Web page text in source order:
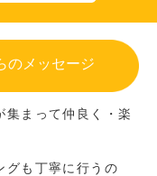
のメッセージ
集まって仲良く・楽
グも丁寧に行うの